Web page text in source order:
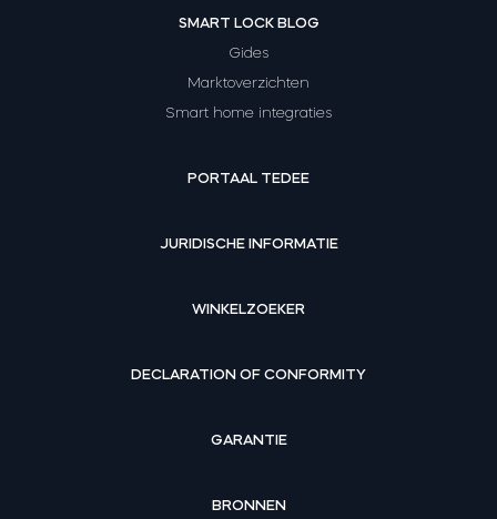
SMART LOCK BLOG
Gides
Marktoverzichten
Smart home integraties
PORTAAL TEDEE
JURIDISCHE INFORMATIE
WINKELZOEKER
DECLARATION OF CONFORMITY
GARANTIE
BRONNEN